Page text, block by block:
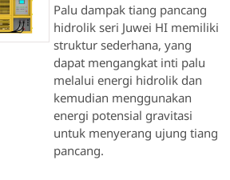
Palu dampak tiang pancang
hidrolik seri Juwei HI memiliki
struktur sederhana, yang
dapat mengangkat inti palu
melalui energi hidrolik dan
kemudian menggunakan
energi potensial gravitasi
untuk menyerang ujung tiang
pancang.